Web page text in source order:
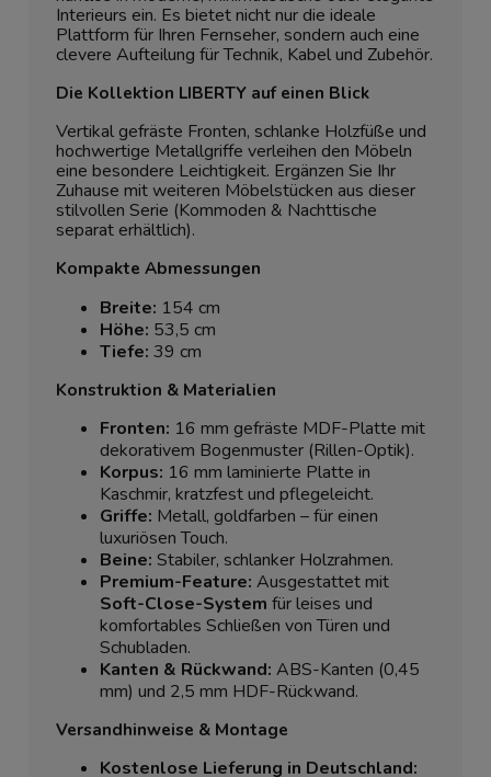
Interieurs ein. Es bietet nicht nur die ideale
Plattform für Ihren Fernseher, sondern auch eine
clevere Aufteilung für Technik, Kabel und Zubehör.
Die Kollektion LIBERTY auf einen Blick
Vertikal gefräste Fronten, schlanke Holzfüße und
hochwertige Metallgriffe verleihen den Möbeln
eine besondere Leichtigkeit. Ergänzen Sie Ihr
Zuhause mit weiteren Möbelstücken aus dieser
stilvollen Serie (Kommoden & Nachttische
separat erhältlich).
Kompakte Abmessungen
Breite: 154 cm
Höhe: 53,5 cm
Tiefe: 39 cm
Konstruktion & Materialien
Fronten: 16 mm gefräste MDF-Platte mit
dekorativem Bogenmuster (Rillen-Optik).
Korpus: 16 mm laminierte Platte in
Kaschmir, kratzfest und pflegeleicht.
Griffe: Metall, goldfarben – für einen
luxuriösen Touch.
Beine: Stabiler, schlanker Holzrahmen.
Premium-Feature: Ausgestattet mit
Soft-Close-System für leises und
komfortables Schließen von Türen und
Schubladen.
Kanten & Rückwand: ABS-Kanten (0,45
mm) und 2,5 mm HDF-Rückwand.
Versandhinweise & Montage
Kostenlose Lieferung in Deutschland: